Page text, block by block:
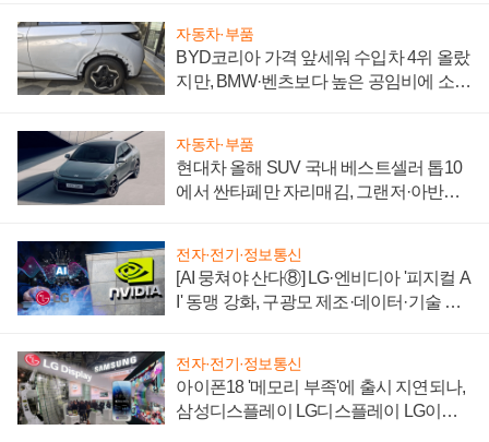
자동차·부품
BYD코리아 가격 앞세워 수입차 4위 올랐
지만, BMW·벤츠보다 높은 공임비에 소비
자동차·부품
현대차 올해 SUV 국내 베스트셀러 톱10
에서 싼타페만 자리매김, 그랜저·아반떼
전자·전기·정보통신
[AI 뭉쳐야 산다⑧] LG·엔비디아 '피지컬 A
I' 동맹 강화, 구광모 제조·데이터·기술 결
전자·전기·정보통신
아이폰18 '메모리 부족'에 출시 지연되나,
삼성디스플레이 LG디스플레이 LG이노